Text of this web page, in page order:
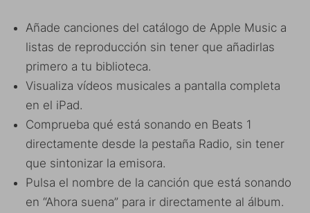
Añade canciones del catálogo de Apple Music a
listas de reproducción sin tener que añadirlas
primero a tu biblioteca.
Visualiza vídeos musicales a pantalla completa
en el iPad.
Comprueba qué está sonando en Beats 1
directamente desde la pestaña Radio, sin tener
que sintonizar la emisora.
Pulsa el nombre de la canción que está sonando
en “Ahora suena” para ir directamente al álbum.